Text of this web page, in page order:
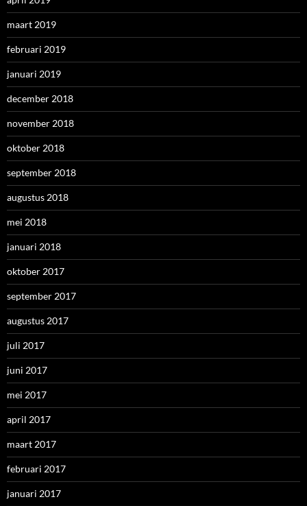
maart 2019
februari 2019
januari 2019
december 2018
november 2018
oktober 2018
september 2018
augustus 2018
mei 2018
januari 2018
oktober 2017
september 2017
augustus 2017
juli 2017
juni 2017
mei 2017
april 2017
maart 2017
februari 2017
januari 2017